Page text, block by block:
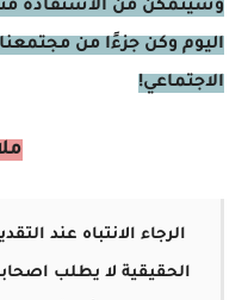
وسيتمكن من الاستفادة
اليوم وكن جزءًا من
الاجتماعي!
الرجاء الانتباه عند
الحقيقية لا يطلب